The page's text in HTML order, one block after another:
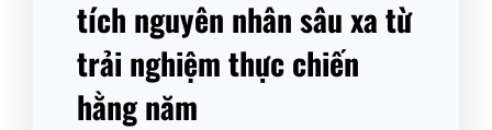
tích nguyên nhân sâu xa từ
trải nghiệm thực chiến
hằng năm